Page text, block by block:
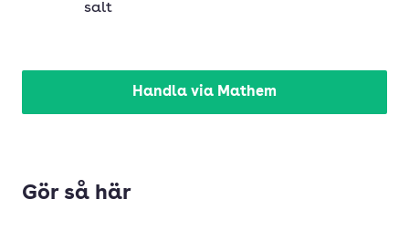
salt
Handla via Mathem
Gör så här